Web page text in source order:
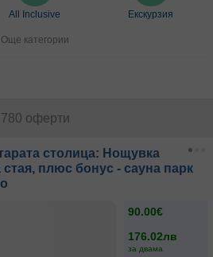
All Inclusive Екскурзия
Още категории
780 оферти
столица: Нощувка
плюс бонус - сауна парк
90.00€
176.02лв
за двама